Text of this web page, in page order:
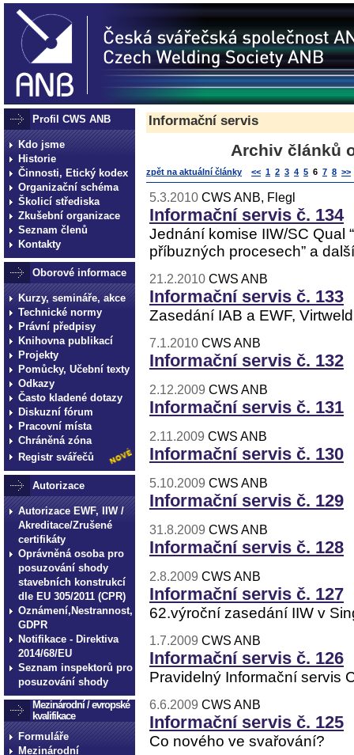
Profil CWS ANB
Kdo jsme
Historie
Činnosti, Etický kodex
Organizační schéma
Školicí střediska
Zkušební organizace
Seznam členů
Kontakty
Oborové informace
Kurzy, semináře, akce
Technické normy
Právní předpisy
Knihovna publikací
Projekty
Pomůcky, Učební texty
Odkazy
Často kladené dotazy
Diskuzní fórum
Pracovní místa
Chráněná zóna
Registr svářečů
Autorizace
Autorizace EWF, IIW /
Akreditace/Zrušené
certifikáty
Oprávněná osoba pro
posuzování shody
stavebních konstrukcí
dle EU 305/2011 (CPR)
Oznámení,Nestrannost,
GDPR
Notifikace - Direktiva
2014/68/EU
Seznam inspektorů pro
posuzování shody
Mezinárodní / evropské
kvalifikace
Formuláře
Mezinárodní
Informační servis
Archiv článků
zpět na aktuální články << 1 2 3 4 5 6 7 8 >>
5.3.2010 CWS ANB, Flegl
Informační servis č. 134
Jednání komise IIW/SC Qual
příbuzných procesech” a
21.2.2010 CWS ANB
Informační servis č. 133
Zasedání IAB a EWF,
7.1.2010 CWS ANB
Informační servis č. 132
2.12.2009 CWS ANB
Informační servis č. 131
2.11.2009 CWS ANB
Informační servis č. 130
5.10.2009 CWS ANB
Informační servis č. 129
31.8.2009 CWS ANB
Informační servis č. 128
2.8.2009 CWS ANB
Informační servis č. 127
62.výroční zasedání IIW v
1.7.2009 CWS ANB
Informační servis č. 126
Pravidelný Informační servis
6.6.2009 CWS ANB
Informační servis č. 125
Co nového ve svařování?